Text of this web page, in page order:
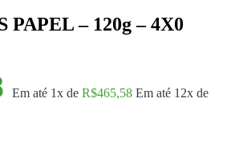
PAPEL – 120g – 4X0
Em até 1x de R$465,58 Em até 12x de